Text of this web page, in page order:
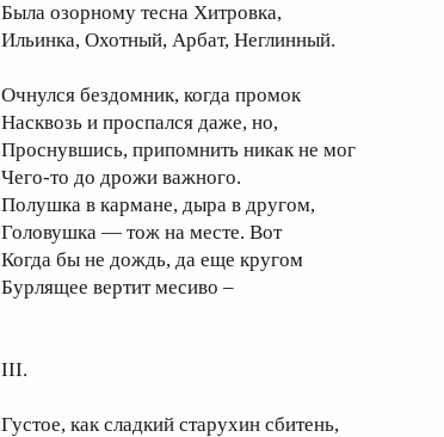
Была озорному тесна Хитровка,
Ильинка, Охотный, Арбат, Неглинный.
Очнулся бездомник, когда промок
Насквозь и проспался даже, но,
Проснувшись, припомнить никак не мог
Чего-то до дрожи важного.
Полушка в кармане, дыра в другом,
Головушка — тож на месте. Вот
Когда бы не дождь, да еще кругом
Бурлящее вертит месиво –
III.
Густое, как сладкий старухин сбитень,